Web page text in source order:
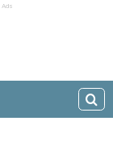
Ads